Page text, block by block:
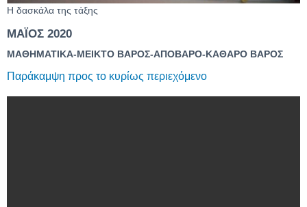
Η δασκάλα της τάξης
ΜΑΪΟΣ 2020
ΜΑΘΗΜΑΤΙΚΑ-ΜΕΙΚΤΟ ΒΑΡΟΣ-ΑΠΟΒΑΡΟ-ΚΑΘΑΡΟ ΒΑΡΟΣ